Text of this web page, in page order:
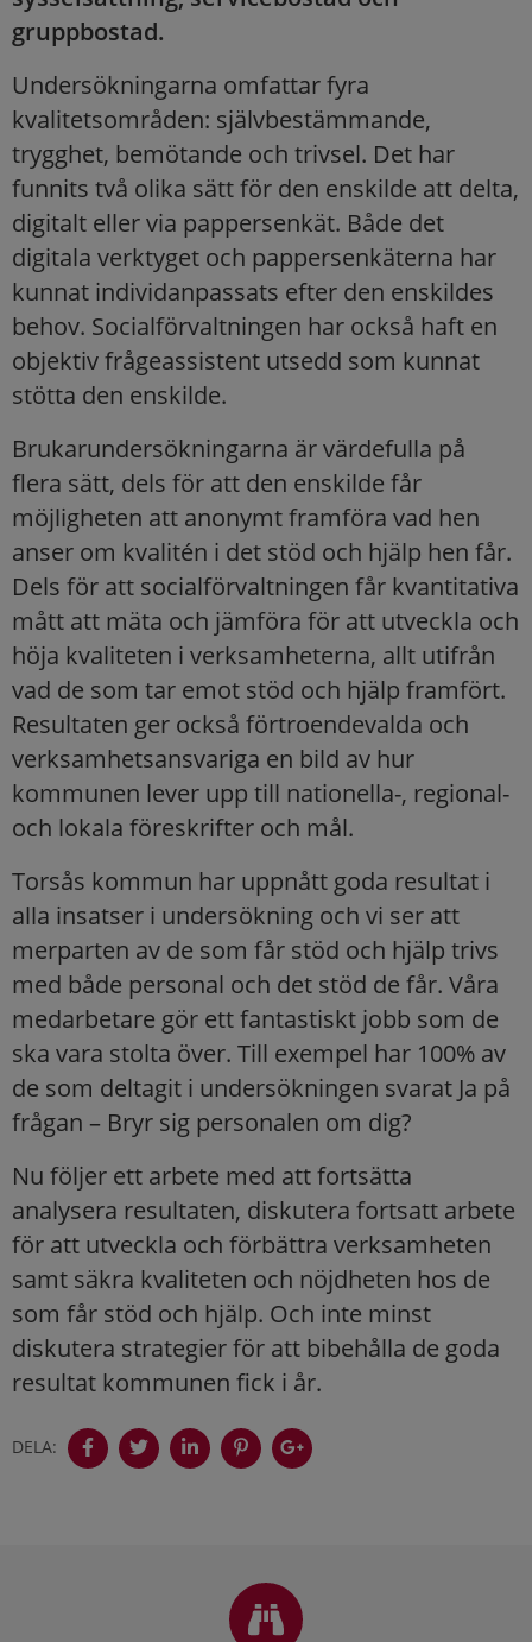
gruppbostad.
Undersökningarna omfattar fyra
kvalitetsområden: självbestämmande,
trygghet, bemötande och trivsel. Det har
funnits två olika sätt för den enskilde att delta,
digitalt eller via pappersenkät. Både det
digitala verktyget och pappersenkäterna har
kunnat individanpassats efter den enskildes
behov. Socialförvaltningen har också haft en
objektiv frågeassistent utsedd som kunnat
stötta den enskilde.
Brukarundersökningarna är värdefulla på
flera sätt, dels för att den enskilde får
möjligheten att anonymt framföra vad hen
anser om kvalitén i det stöd och hjälp hen får.
Dels för att socialförvaltningen får kvantitativa
mått att mäta och jämföra för att utveckla och
höja kvaliteten i verksamheterna, allt utifrån
vad de som tar emot stöd och hjälp framfört.
Resultaten ger också förtroendevalda och
verksamhetsansvariga en bild av hur
kommunen lever upp till nationella-, regional-
och lokala föreskrifter och mål.
Torsås kommun har uppnått goda resultat i
alla insatser i undersökning och vi ser att
merparten av de som får stöd och hjälp trivs
med både personal och det stöd de får. Våra
medarbetare gör ett fantastiskt jobb som de
ska vara stolta över. Till exempel har 100% av
de som deltagit i undersökningen svarat Ja på
frågan – Bryr sig personalen om dig?
Nu följer ett arbete med att fortsätta
analysera resultaten, diskutera fortsatt arbete
för att utveckla och förbättra verksamheten
samt säkra kvaliteten och nöjdheten hos de
som får stöd och hjälp. Och inte minst
diskutera strategier för att bibehålla de goda
resultat kommunen fick i år.
DELA: